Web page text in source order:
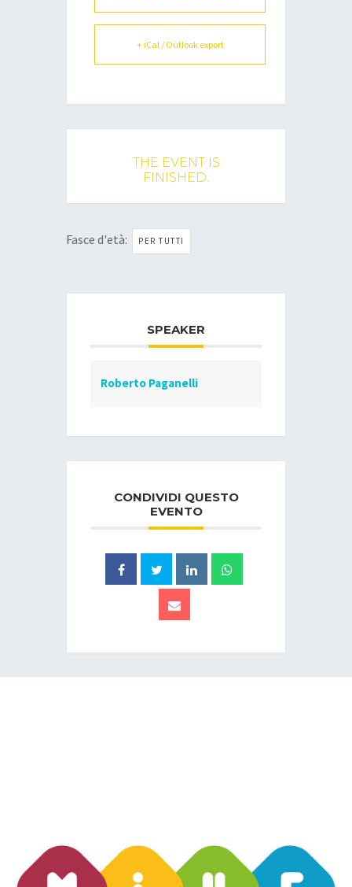
+ iCal / Outlook export
THE EVENT IS
FINISHED.
Fasce d'età: PER TUTTI
SPEAKER
Roberto Paganelli
CONDIVIDI QUESTO
EVENTO